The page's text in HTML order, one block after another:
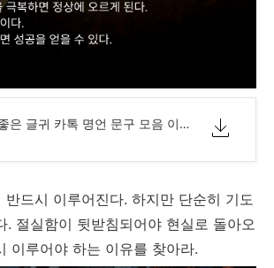
7 짧고 좋은 글귀 카톡 명언 문구 모음 이미지.png
드시 이루어진다. 하지만 단순히 기도
. 절실함이 뒷받침되어야 현실로 돌아오
이루어야 하는 이유를 찾아라.